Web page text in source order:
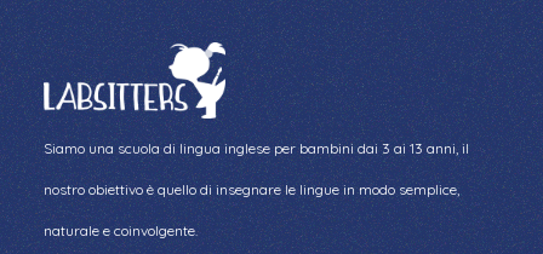
Siamo una scuola di lingua inglese per bambini dai 3 ai 13 anni, il
nostro obiettivo è quello di insegnare le lingue in modo semplice,
naturale e coinvolgente.